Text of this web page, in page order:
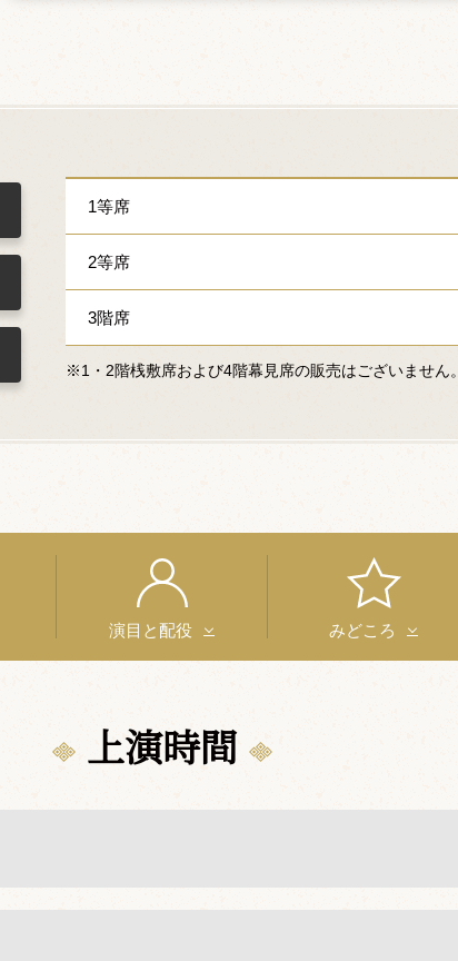
1等席
2等席
3階席
※1・2階桟敷席および4階幕見席の販売はございません。
演目と配役 みどころ
上演時間